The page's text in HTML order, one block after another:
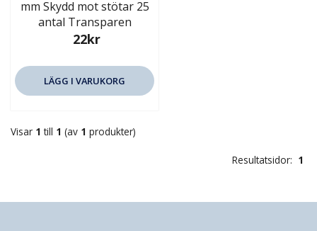
mm Skydd mot stötar 25
antal Transparen
22kr
LÄGG I VARUKORG
Visar 1 till 1 (av 1 produkter)
Resultatsidor: 1